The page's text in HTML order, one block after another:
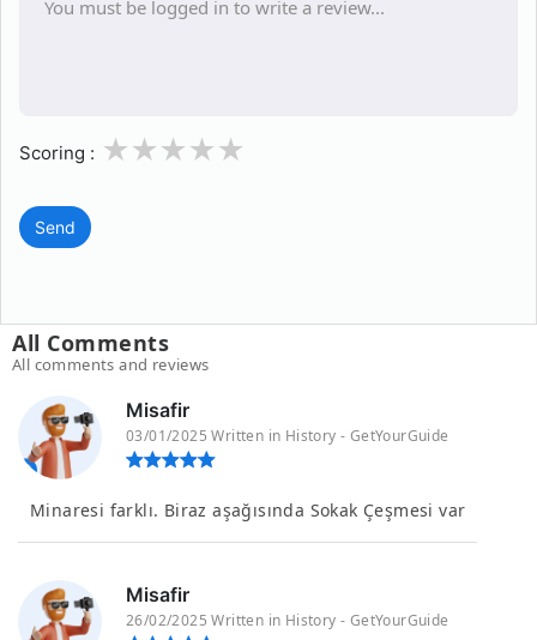
Scoring : 3
2
1
Send
All Comments
All comments and reviews
Misafir
03/01/2025 Written in History - GetYourGuide
Minaresi farklı. Biraz aşağısında Sokak Çeşmesi var
Misafir
26/02/2025 Written in History - GetYourGuide